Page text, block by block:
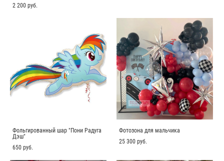
2 200 pуб.
Фольгированный шар "Пони Радуга
Дэш"
650 pуб.
Фотозона для мальчика
25 300 pуб.